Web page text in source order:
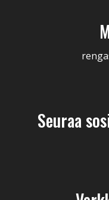
Seuraa